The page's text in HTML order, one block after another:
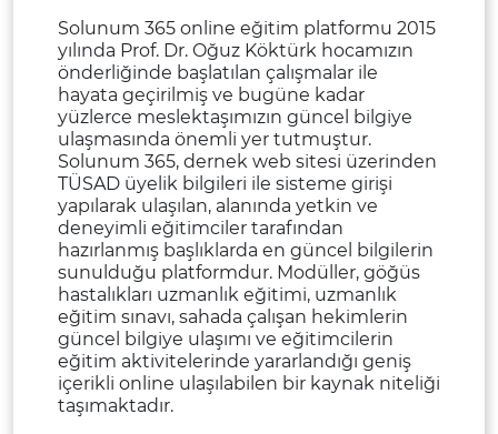
Solunum 365 online eğitim platformu 2015
yılında Prof. Dr. Oğuz Köktürk hocamızın
önderliğinde başlatılan çalışmalar ile
hayata geçirilmiş ve bugüne kadar
yüzlerce meslektaşımızın güncel bilgiye
ulaşmasında önemli yer tutmuştur.
Solunum 365, dernek web sitesi üzerinden
TÜSAD üyelik bilgileri ile sisteme girişi
yapılarak ulaşılan, alanında yetkin ve
deneyimli eğitimciler tarafından
hazırlanmış başlıklarda en güncel bilgilerin
sunulduğu platformdur. Modüller, göğüs
hastalıkları uzmanlık eğitimi, uzmanlık
eğitim sınavı, sahada çalışan hekimlerin
güncel bilgiye ulaşımı ve eğitimcilerin
eğitim aktivitelerinde yararlandığı geniş
içerikli online ulaşılabilen bir kaynak niteliği
taşımaktadır.